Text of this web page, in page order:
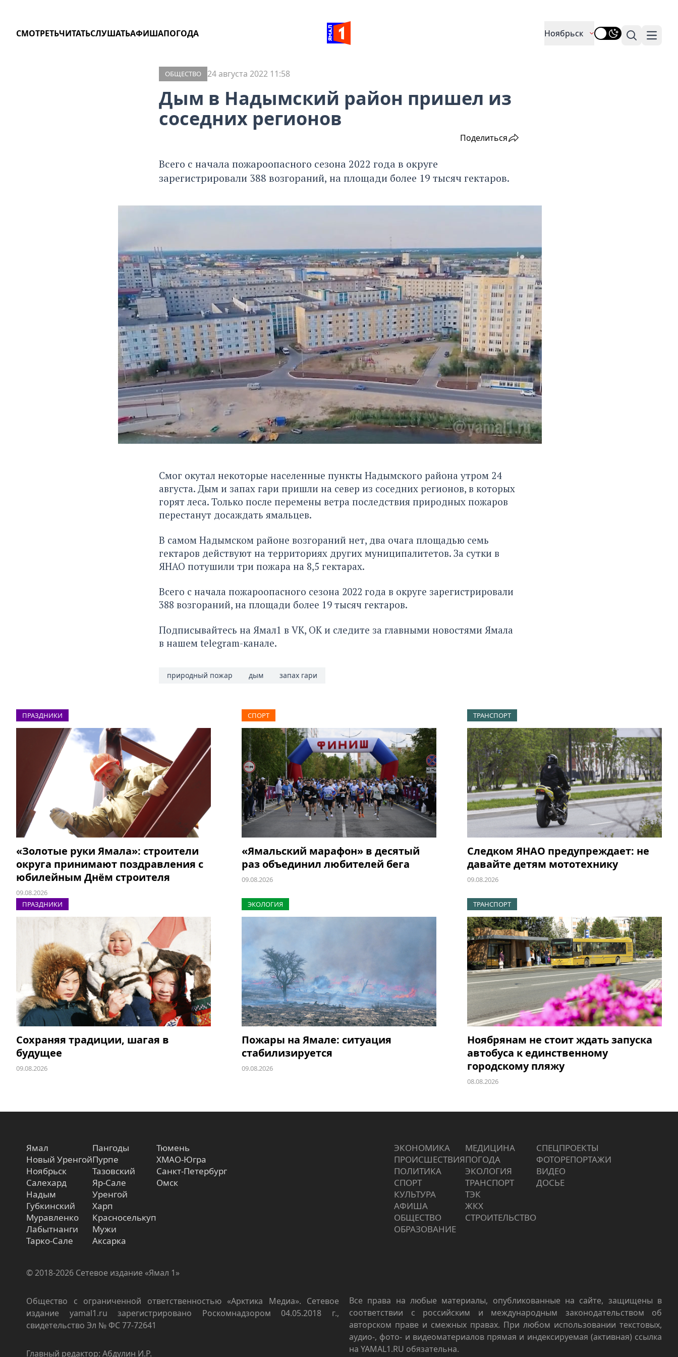
СМОТРЕТЬЧИТАТЬСЛУШАТЬАФИШАПОГОДА Ноябрьск
Поиск
ОБЩЕСТВО 24 августа 2022 11:58
Дым в Надымский район пришел из
соседних регионов
Поделиться
Всего с начала пожароопасного сезона 2022 года в округе
зарегистрировали 388 возгораний, на площади более 19 тысяч гектаров.
Смог окутал некоторые населенные пункты Надымского района утром 24
августа. Дым и запах гари пришли на север из соседних регионов, в которых
горят леса. Только после перемены ветра последствия природных пожаров
перестанут досаждать ямальцев.
В самом Надымском районе возгораний нет, два очага площадью семь
гектаров действуют на территориях других муниципалитетов. За сутки в
ЯНАО потушили три пожара на 8,5 гектарах.
Всего с начала пожароопасного сезона 2022 года в округе зарегистрировали
388 возгораний, на площади более 19 тысяч гектаров.
Подписывайтесь на Ямал1 в VK, ОКи следите за главными новостями Ямала
в нашем telegram-канале.
природный пожар дым запах гари
ПРАЗДНИКИ
«Золотые руки Ямала»: строители
округа принимают поздравления с
юбилейным Днём строителя
09.08.2026
СПОРТ
«Ямальский марафон» в десятый
раз объединил любителей бега
09.08.2026
ТРАНСПОРТ
Следком ЯНАО предупреждает: не
давайте детям мототехнику
09.08.2026
ПРАЗДНИКИ
Сохраняя традиции, шагая в
будущее
09.08.2026
ЭКОЛОГИЯ
Пожары на Ямале: ситуация
стабилизируется
09.08.2026
ТРАНСПОРТ
Ноябрянам не стоит ждать запуска
автобуса к единственному
городскому пляжу
08.08.2026
Ямал
Новый Уренгой
Ноябрьск
Салехард
Надым
Губкинский
Муравленко
Лабытнанги
Тарко-Сале
Пангоды
Пурпе
Тазовский
Яр-Сале
Уренгой
Харп
Красноселькуп
Мужи
Аксарка
Тюмень
ХМАО-Югра
Санкт-Петербург
Омск
ЭКОНОМИКА
ПРОИCШЕСТВИЯ
ПОЛИТИКА
СПОРТ
КУЛЬТУРА
АФИША
ОБЩЕСТВО
ОБРАЗОВАНИЕ
МЕДИЦИНА
ПОГОДА
ЭКОЛОГИЯ
ТРАНСПОРТ
ТЭК
ЖКХ
СТРОИТЕЛЬСТВО
СПЕЦПРОЕКТЫ
ФОТОРЕПОРТАЖИ
ВИДЕО
ДОСЬЕ
© 2018-2026 Сетевое издание «Ямал 1»
Общество с ограниченной ответственностью «Арктика Медиа». Сетевое
издание yamal1.ru зарегистрировано Роскомнадзором 04.05.2018 г.,
свидетельство Эл № ФС 77-72641
Главный редактор: Абдулин И.Р.
Все права на любые материалы, опубликованные на сайте, защищены в
соответствии с российским и международным законодательством об
авторском праве и смежных правах. При любом использовании текстовых,
аудио-, фото- и видеоматериалов прямая и индексируемая (активная) ссылка
на YAMAL1.RU обязательна.